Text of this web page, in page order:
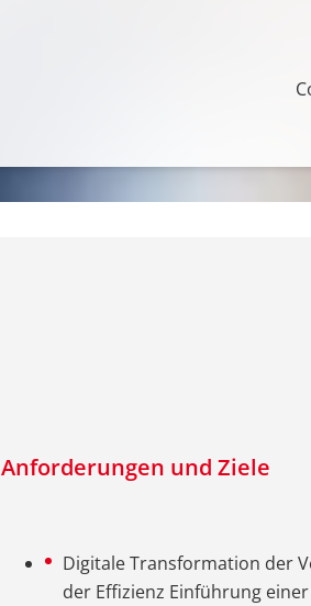
Anforderungen und Ziele
Digitale Transformation der
der Effizienz Einführung